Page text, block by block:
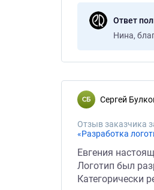
Ответ
Нина,
Сергей
Отзыв заказчика
«Разработка
Евгения
Логотип был
Категорически